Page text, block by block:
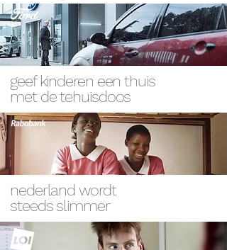
geef kinderen een thuis
met de tehuisdoos
nederland wordt
steeds slimmer